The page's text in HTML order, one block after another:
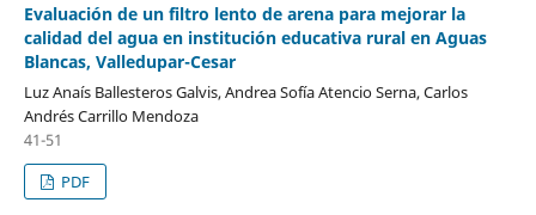
Evaluación de un filtro lento de arena para mejorar la
calidad del agua en institución educativa rural en Aguas
Blancas, Valledupar-Cesar
Luz Anaís Ballesteros Galvis, Andrea Sofía Atencio Serna, Carlos
Andrés Carrillo Mendoza
41-51
PDF